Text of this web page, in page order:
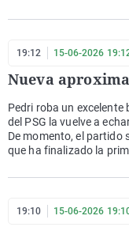
19:12 15-06-2026
Nueva
Pedri roba un excelente
del PSG la vuelve a
De momento, el partido
que ha finalizado la
19:10 15-06-2026